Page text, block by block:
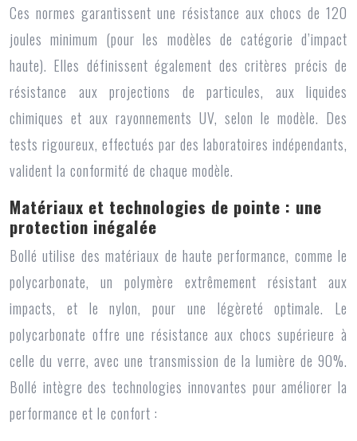
Ces normes garantissent une résistance aux chocs de 120
joules minimum (pour les modèles de catégorie d’impact
haute). Elles définissent également des critères précis de
résistance aux projections de particules, aux liquides
chimiques et aux rayonnements UV, selon le modèle. Des
tests rigoureux, effectués par des laboratoires indépendants,
valident la conformité de chaque modèle.
Matériaux et technologies de pointe : une
protection inégalée
Bollé utilise des matériaux de haute performance, comme le
polycarbonate, un polymère extrêmement résistant aux
impacts, et le nylon, pour une légèreté optimale. Le
polycarbonate offre une résistance aux chocs supérieure à
celle du verre, avec une transmission de la lumière de 90%.
Bollé intègre des technologies innovantes pour améliorer la
performance et le confort :